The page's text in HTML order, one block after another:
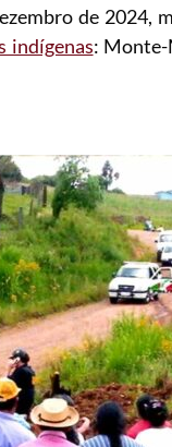
de 2024,
indígenas: Monte-